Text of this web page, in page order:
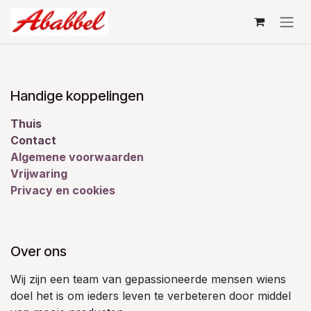
Overslaan naar inhoud
Handige koppelingen
Thuis
Contact
Algemene voorwaarden
Vrijwaring
Privacy en cookies
Over ons
Wij zijn een team van gepassioneerde mensen wiens
doel het is om ieders leven te verbeteren door middel